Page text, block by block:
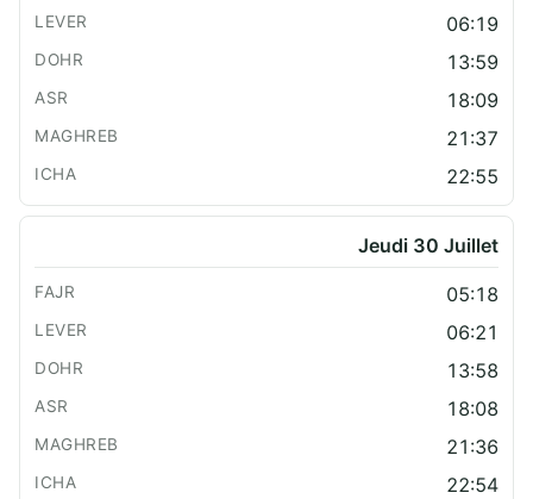
06:19
13:59
18:09
21:37
22:55
Jeudi 30 Juillet
05:18
06:21
13:58
18:08
21:36
22:54